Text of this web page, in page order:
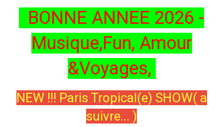
BONNE ANNEE 2026 -
Musique,Fun, Amour
&Voyages,
NEW !!! Paris Tropical(e) SHOW( a
suivre... )